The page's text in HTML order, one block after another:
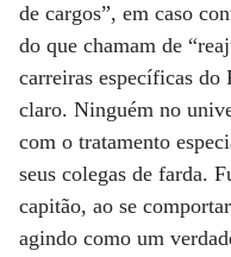
de cargos”, em caso
do que chamam de
carreiras específicas
claro. Ninguém no
com o tratamento
seus colegas de farda.
capitão, ao se
agindo como um